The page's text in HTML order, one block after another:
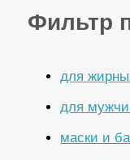
Фильтр
для
для
маски и